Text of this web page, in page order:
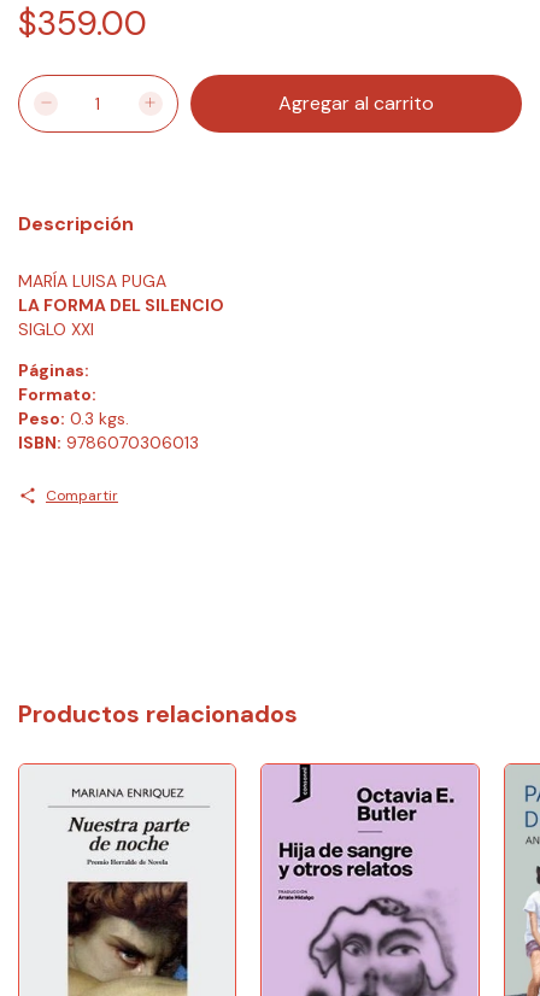
$359.00
Descripción
MARÍA LUISA PUGA
LA FORMA DEL SILENCIO
SIGLO XXI
Páginas:
Formato:
Peso: 0.3 kgs.
ISBN: 9786070306013
Compartir
Productos relacionados